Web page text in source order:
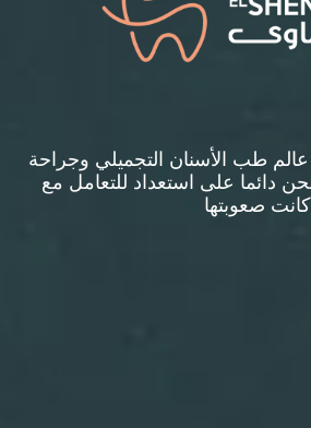
طب الأسنان التجميلي وجراحة
دائما على استعداد للتعامل مع
صعوبتها